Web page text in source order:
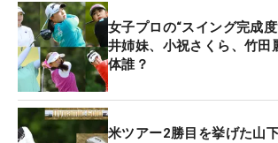
女子プロの“スイング完成
井姉妹、小祝さくら、竹
体誰？
米ツアー2勝目を挙げた山